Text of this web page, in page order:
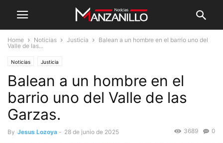
Home Noticias Justicia
Balean a un hombre en el barrio uno del
Valle de las...
Noticias Justicia
Balean a un hombre en el
barrio uno del Valle de las
Garzas.
By Jesus Lozoya - 28 de junio de 2025 0
3689